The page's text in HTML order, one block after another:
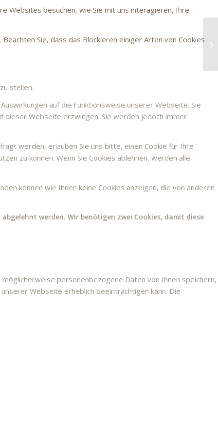
Websites besuchen, wie Sie mit uns interagieren, Ihre
Sie, dass das Blockieren einiger Arten von Cookies
stellen.
auf die Funktionsweise unserer Webseite. Sie
dieser Webseite erzwingen. Sie werden jedoch immer
werden, erlauben Sie uns bitte, einen Cookie für Ihre
zu können. Wenn Sie Cookies ablehnen, werden alle
können wie Ihnen keine Cookies anzeigen, die von anderen
werden. Wir benötigen zwei Cookies, damit diese
personenbezogene Daten von Ihnen speichern,
Webseite erheblich beeinträchtigen kann. Die